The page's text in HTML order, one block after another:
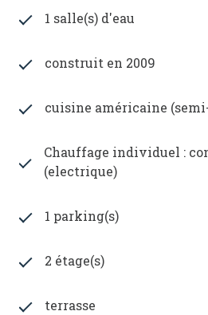
1 salle(s) d'eau
construit en 2009
cuisine américaine
Chauffage individuel :
(electrique)
1 parking(s)
2 étage(s)
terrasse